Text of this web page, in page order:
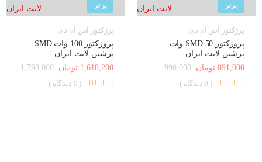
برتر
پرژکتور اس ام دی
پروژکتور SMD 50 وات
پرشین لایت ایران
891,000 تومان
990,000
( 0 دیدگاه )
برتر
پرژکتور اس ام دی
پروژکتور 100 وات SMD
پرشین لایت ایران
1,618,200 تومان
1,798,000
( 0 دیدگاه )